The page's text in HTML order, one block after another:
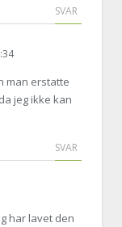
SVAR
man erstatte
jeg ikke kan
SVAR
har lavet den